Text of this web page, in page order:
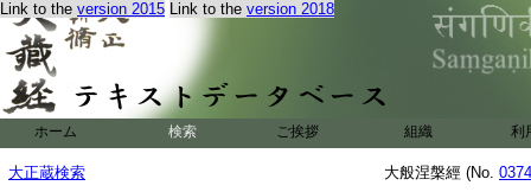
Link to the version 2015 Link to the version 2018
ホーム 検索 ご挨拶 組織 利
大正蔵検索 大般涅槃經 (No.
常樂我淨。婆私吒
常。云何爲常。云
無常解脱色常。乃
男子。若有善男子
常無常法。婆私吒
常得解脱常。乃至
今善哉已報是身。